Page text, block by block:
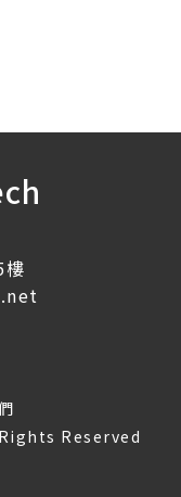
樓
Reserved